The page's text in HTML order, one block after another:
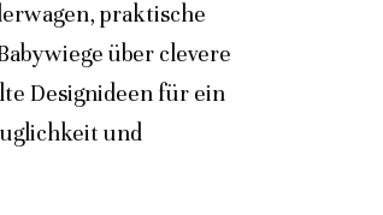
praktische
über clevere
Designideen für ein
und